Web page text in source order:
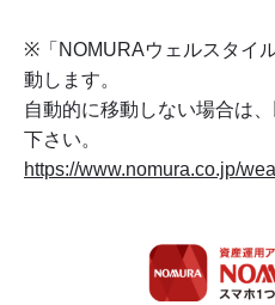
※「NOMURAウェルスタイ
動します。
自動的に移動しない場合は
下さい。
https://www.nomura.co.jp/